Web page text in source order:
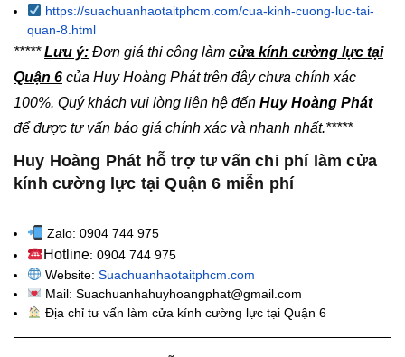
https://suachuanhaotaitphcm.com/cua-kinh-cuong-luc-tai-
quan-8.html
*****Lưu ý: Đơn giá thi công làm cửa kính cường lực tại
Quận 6 của Huy Hoàng Phát trên đây chưa chính xác
100%. Quý khách vui lòng liên hệ đến Huy Hoàng Phát
để được tư vấn báo giá chính xác và nhanh nhất.*****
Huy Hoàng Phát hỗ trợ tư vấn chi phí làm cửa
kính cường lực tại Quận 6 miễn phí
Zalo: 0904 744 975
Hotline: 0904 744 975
Website: Suachuanhaotaitphcm.com
Mail: Suachuanhahuyhoangphat@gmail.com
Địa chỉ tư vấn làm cửa kính cường lực tại Quận 6